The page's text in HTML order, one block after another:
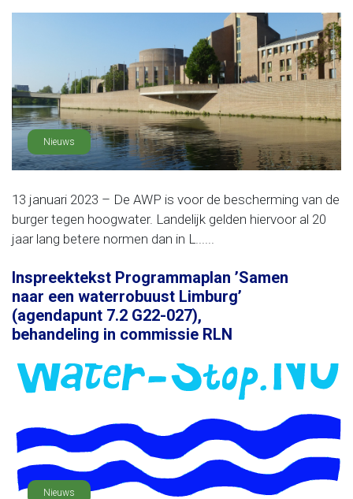
Nieuws
13 januari 2023 – De AWP is voor de bescherming van de
burger tegen hoogwater. Landelijk gelden hiervoor al 20
jaar lang betere normen dan in L......
Inspreektekst Programmaplan ’Samen
naar een waterrobuust Limburg’
(agendapunt 7.2 G22-027),
behandeling in commissie RLN
Nieuws